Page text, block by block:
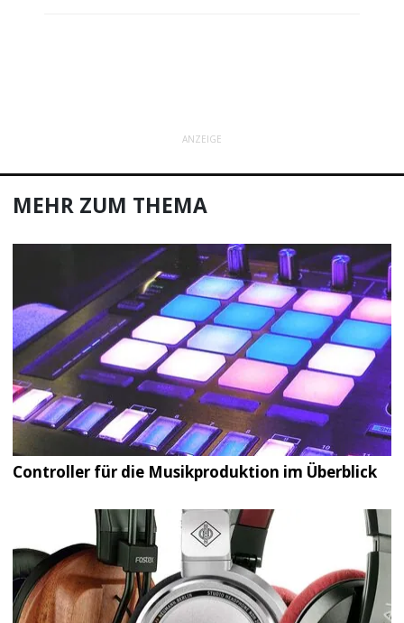
ANZEIGE
MEHR ZUM THEMA
Controller für die Musikproduktion im Überblick